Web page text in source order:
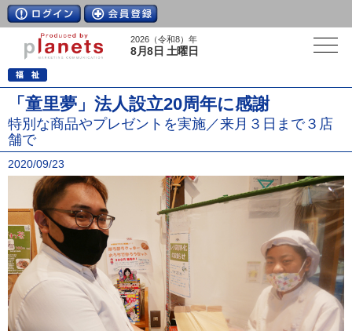
2026（令和8）年
8月8日 土曜日
「童里夢」法人設立20周年に感謝
特別な商品やプレゼントを実施／来月３日まで３店
舗で
2020/09/23